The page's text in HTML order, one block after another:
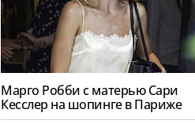
Марго Робби с матерью Сари
Кесслер на шопинге в Париже